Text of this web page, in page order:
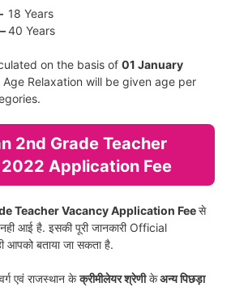
18 Years
40 Years
on the basis of 01 January
Age Relaxation will be given age per
2nd Grade Teacher
Application Fee
Teacher Vacancy Application Feeसे
आई है. इसकी पूरी जानकारी Official
बताया जा सकता है.
वर्ग एवं राजस्थान केक्रीमीलेयर श्रेणीकेअन्य पिछड़ा